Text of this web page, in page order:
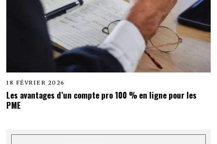
18 FÉVRIER 2026
Les avantages d’un compte pro 100 % en ligne pour les
PME